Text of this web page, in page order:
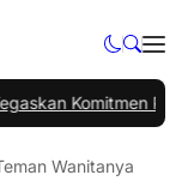
Komitmen PKS
Wanitanya